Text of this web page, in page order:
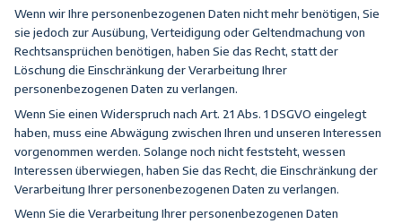
Wenn wir Ihre personenbezogenen Daten nicht mehr benötigen, Sie
sie jedoch zur Ausübung, Verteidigung oder Geltendmachung von
Rechtsansprüchen benötigen, haben Sie das Recht, statt der
Löschung die Einschränkung der Verarbeitung Ihrer
personenbezogenen Daten zu verlangen.
Wenn Sie einen Widerspruch nach Art. 21 Abs. 1 DSGVO eingelegt
haben, muss eine Abwägung zwischen Ihren und unseren Interessen
vorgenommen werden. Solange noch nicht feststeht, wessen
Interessen überwiegen, haben Sie das Recht, die Einschränkung der
Verarbeitung Ihrer personenbezogenen Daten zu verlangen.
Wenn Sie die Verarbeitung Ihrer personenbezogenen Daten